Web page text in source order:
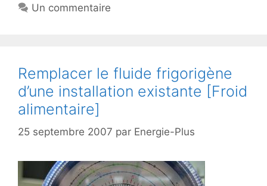
Un commentaire
Remplacer le fluide frigorigène
d’une installation existante [Froid
alimentaire]
25 septembre 2007 par Energie-Plus